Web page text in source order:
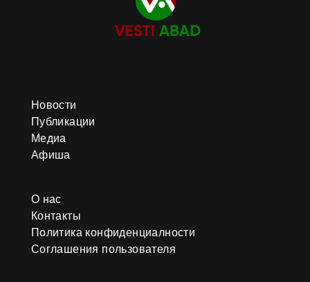
Новости
Публикации
Медиа
Афиша
О нас
Контакты
Политика конфиденциалности
Соглашения пользователя